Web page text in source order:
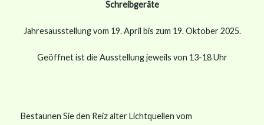
Schreibgeräte
Jahresausstellung vom 19. April bis zum 19. Oktober 2025.
Geöffnet ist die Ausstellung jeweils von 13-18 Uhr
Bestaunen Sie den Reiz alter Lichtquellen vom